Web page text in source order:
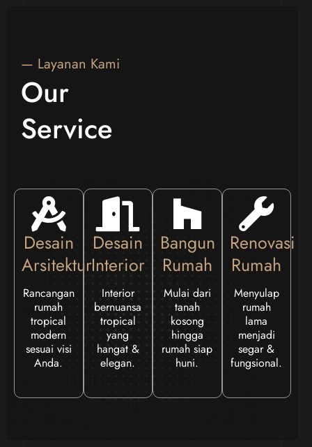
— Layanan Kami
Our
Service
Desain
Arsitektur
Rancangan
rumah
tropical
modern
sesuai visi
Anda.
Desain
Interior
Interior
bernuansa
tropical
yang
hangat &
elegan.
Bangun
Rumah
Mulai dari
tanah
kosong
hingga
rumah siap
huni.
Renovasi
Rumah
Menyulap
rumah
lama
menjadi
segar &
fungsional.